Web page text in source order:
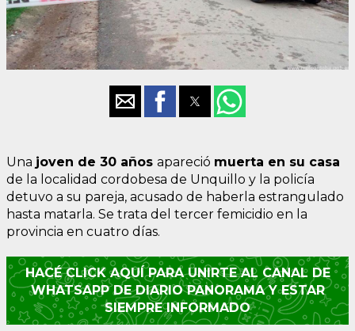
Una joven de 30 años apareció muerta en su casa
de la localidad cordobesa de Unquillo y la policía
detuvo a su pareja, acusado de haberla estrangulado
hasta matarla. Se trata del tercer femicidio en la
provincia en cuatro días.
HACÉ CLICK AQUÍ PARA UNIRTE AL CANAL DE
WHATSAPP DE DIARIO PANORAMA Y ESTAR
SIEMPRE INFORMADO